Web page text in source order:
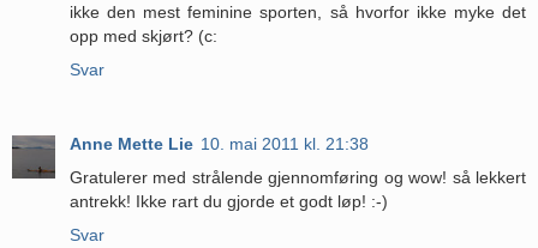
ikke den mest feminine sporten, så hvorfor ikke myke det
opp med skjørt? (c:
Svar
Anne Mette Lie 10. mai 2011 kl. 21:38
Gratulerer med strålende gjennomføring og wow! så lekkert
antrekk! Ikke rart du gjorde et godt løp! :-)
Svar